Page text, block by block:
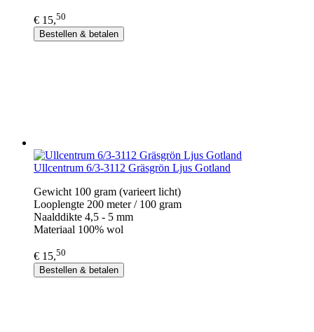
€ 15,50
Bestellen & betalen
Ullcentrum 6/3-3112 Gräsgrön Ljus Gotland
Gewicht 100 gram (varieert licht)
Looplengte 200 meter / 100 gram
Naalddikte 4,5 - 5 mm
Materiaal 100% wol
€ 15,50
Bestellen & betalen